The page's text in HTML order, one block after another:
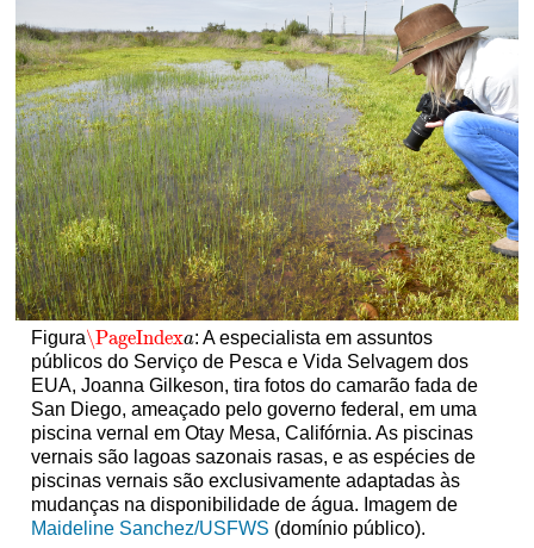
Figura\PageIndexa
\PageIndexa: A especialista em assuntos
públicos do Serviço de Pesca e Vida Selvagem dos
EUA, Joanna Gilkeson, tira fotos do camarão fada de
San Diego, ameaçado pelo governo federal, em uma
piscina vernal em Otay Mesa, Califórnia. As piscinas
vernais são lagoas sazonais rasas, e as espécies de
piscinas vernais são exclusivamente adaptadas às
mudanças na disponibilidade de água. Imagem de
Maideline Sanchez/USFWS (domínio público).